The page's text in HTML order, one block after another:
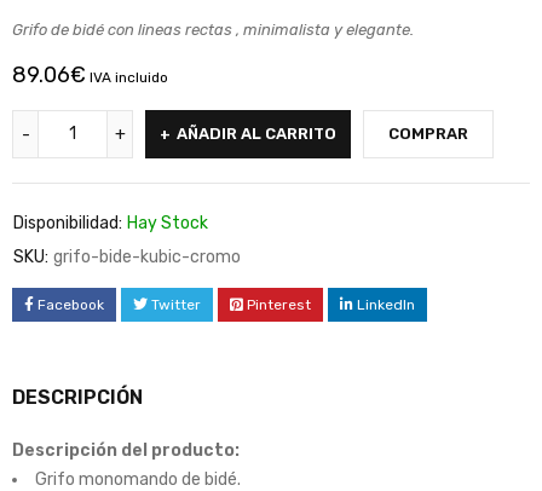
Grifo de bidé con lineas rectas , minimalista y elegante.
89.06€ IVA incluido
AÑADIR AL CARRITO COMPRAR
Disponibilidad: Hay Stock
SKU: grifo-bide-kubic-cromo
Facebook Twitter Pinterest LinkedIn
DESCRIPCIÓN
Descripción del producto:
Grifo monomando de bidé.